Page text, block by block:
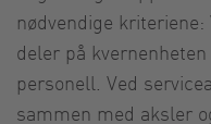
nødvendige
deler på
personell. Ved
sammen med aksler